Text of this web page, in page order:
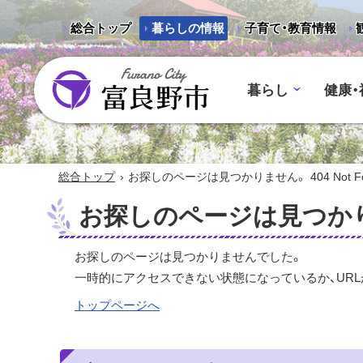
総合トップ 暮らしの情報 子育て・教育情報
富良野市 - Frano City
暮らし 健康
総合トップ › お探しのページは見つかりません。 404 Not
お探しのページは見つ
お探しのページは見つかりませんでした。
一時的にアクセスできない状態になっているか、
トップページへ